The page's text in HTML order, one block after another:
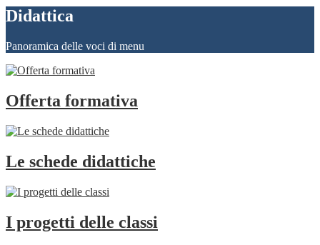
Didattica
Panoramica delle voci di menu
Offerta formativa
Le schede didattiche
I progetti delle classi